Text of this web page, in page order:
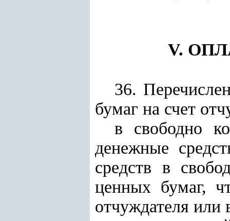
V.
36.
бумаг на счет
в свободно
денежные
средств в
ценных бумаг,
отчуждателя или